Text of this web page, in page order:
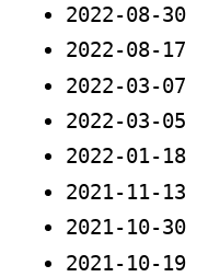
2022-08-30
2022-08-17
2022-03-07
2022-03-05
2022-01-18
2021-11-13
2021-10-30
2021-10-19